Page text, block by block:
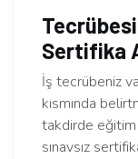
Tecrübesi
Sertifika
İş tecrübeniz
kısmında
takdirde
sınavsız